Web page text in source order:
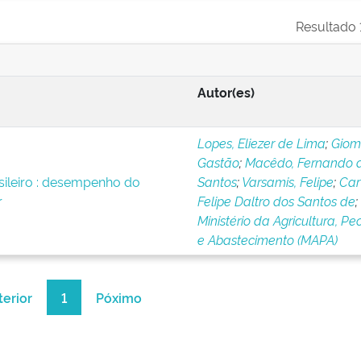
Resultado
Autor(es)
: desempenho do
Lopes, Eliezer de Lima;
Gastão;Macêdo, Fernando
Santos;Varsamis, Felipe;
Felipe Daltro dos Santos de;
Ministério da Agricultura,
e Abastecimento (MAPA)
1 Póximo